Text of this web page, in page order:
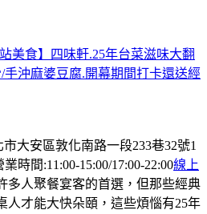
美食】四味軒.25年台菜滋味大翻
沖麻婆豆腐.開幕期間打卡還送經
市大安區敦化南路一段233巷32號1
時間:11:00-15:00/17:00-22:00線上
多人聚餐宴客的首選，但那些經典
人才能大快朵頤，這些煩惱有25年